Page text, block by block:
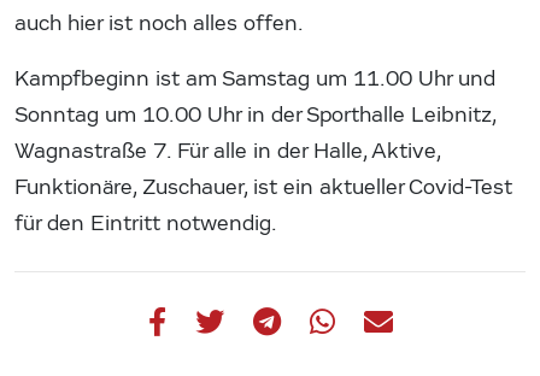
auch hier ist noch alles offen.
Kampfbeginn ist am Samstag um 11.00 Uhr und
Sonntag um 10.00 Uhr in der Sporthalle Leibnitz,
Wagnastraße 7. Für alle in der Halle, Aktive,
Funktionäre, Zuschauer, ist ein aktueller Covid-Test
für den Eintritt notwendig.